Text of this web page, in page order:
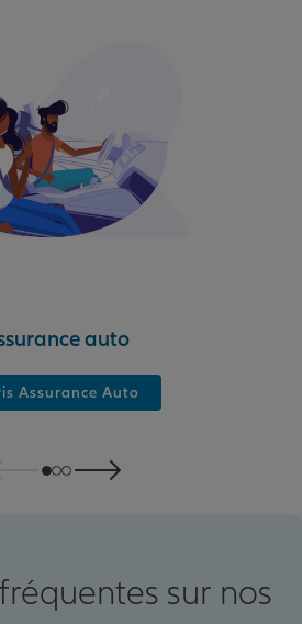
auto
Assurance Auto
sur nos